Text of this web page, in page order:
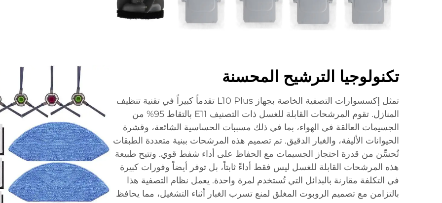
تكنولوجيا الترشيح المحسنة
تمثل إكسسوارات التصفية الخاصة بجهاز L10 Plus تقدماً كبيراً في تقنية تنظيف
المنازل. تقوم المرشحات القابلة للغسل ذات التصنيف E11 بالتقاط 95% من
الجسيمات العالقة في الهواء، بما في ذلك مسببات الحساسية الشائعة، وقشرة
الحيوانات الأليفة، والغبار الدقيق. تم تصميم هذه المرشحات ببنية متعددة الطبقات
تُحسِّن من قدرة احتجاز الجسيمات مع الحفاظ على أداء شفط قوي. وتتيح طبيعة
هذه المرشحات القابلة للغسل ليس فقط أداءً ثابتاً، بل توفر أيضاً وفورات كبيرة
في التكلفة مقارنة بالبدائل التي تُستخدم لمرة واحدة. يعمل نظام التصفية هذا
بالتزامن مع تصميم الروبوت المغلق لمنع تسرب الغبار أثناء التشغيل، مما يحافظ